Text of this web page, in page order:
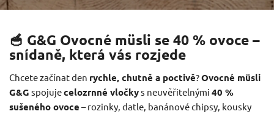
🥣 G&G Ovocné müsli se 40 % ovoce –
snídaně, která vás rozjede
Chcete začínat den rychle, chutně a poctivě?Ovocné müsli
G&G spojujecelozrnné vločkys neuvěřitelnými 40 %
sušeného ovoce – rozinky, datle, banánové chipsy, kousky